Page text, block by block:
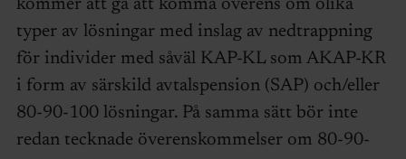
kommer att gå att komma överens om olika
typer av lösningar med inslag av nedtrappning
för individer med såväl KAP-KL som AKAP-KR
i form av särskild avtalspension (SAP) och/eller
80-90-100 lösningar. På samma sätt bör inte
redan tecknade överenskommelser om 80-90-